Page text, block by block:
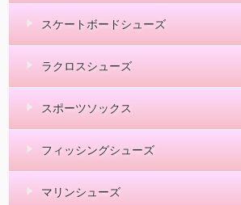
スケートボードシューズ
ラクロスシューズ
スポーツソックス
フィッシングシューズ
マリンシューズ